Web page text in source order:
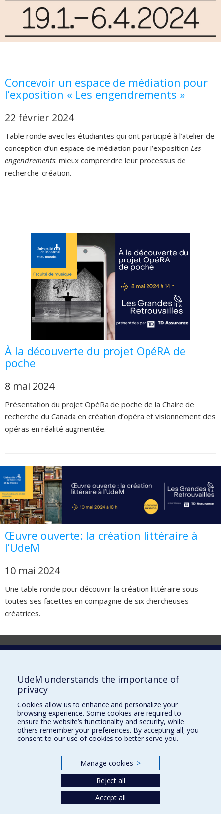
Concevoir un espace de médiation pour
l’exposition « Les engendrements »
22 février 2024
Table ronde avec les étudiantes qui ont participé à l’atelier de
conception d’un espace de médiation pour l’exposition Les
engendrements: mieux comprendre leur processus de
recherche-création.
À la découverte du projet OpéRA de
poche
8 mai 2024
Présentation du projet OpéRa de poche de la Chaire de
recherche du Canada en création d’opéra et visionnement des
opéras en réalité augmentée.
Œuvre ouverte: la création littéraire à
l’UdeM
10 mai 2024
Une table ronde pour découvrir la création littéraire sous
toutes ses facettes en compagnie de six chercheuses-
créatrices.
Laboratoire d'innovation
Vice-rectorat aux affaires étudiantes et aux études
Inven_T
Consortium Santé Numérique
UdeM understands the importance of
privacy
Cookies allow us to enhance and personalize your
browsing experience. Some cookies are required to
ensure the website’s functionality and security, while
others remember your preferences. By accepting all, you
consent to our use of cookies to better serve you.
Manage cookies >
Reject all
Accept all